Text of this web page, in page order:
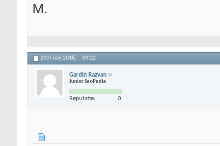
M.
29th July 2016, 09:22
Gardin Razvan
Junior SeoPedia
Reputatie: 0